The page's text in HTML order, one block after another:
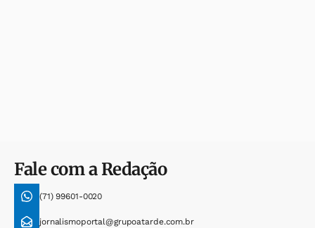
Fale com a Redação
(71) 99601-0020
jornalismoportal@grupoatarde.com.br